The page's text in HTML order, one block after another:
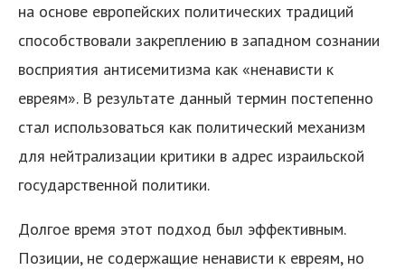
на основе европейских политических традиций
способствовали закреплению в западном сознании
восприятия антисемитизма как «ненависти к
евреям». В результате данный термин постепенно
стал использоваться как политический механизм
для нейтрализации критики в адрес израильской
государственной политики.
Долгое время этот подход был эффективным.
Позиции, не содержащие ненависти к евреям, но